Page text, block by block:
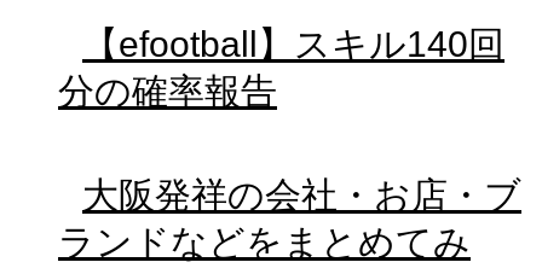
【efootball】スキル140回
分の確率報告
大阪発祥の会社・お店・ブ
ランドなどをまとめてみ